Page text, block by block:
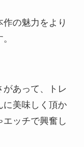
の魅力をより
あって、トレ
に美味しく頂か
ッチで興奮し